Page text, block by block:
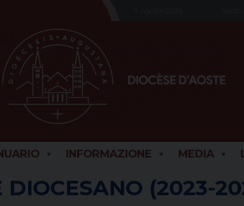
INFORMAZIONE MEDIA
DIOCESANO (2023-